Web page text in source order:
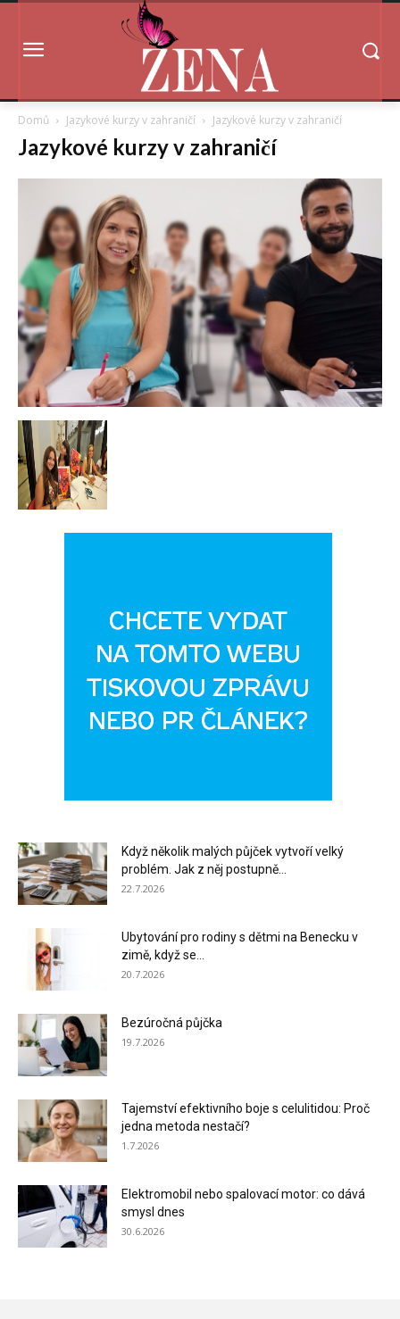
Domů Jazykové kurzy v zahraničí Jazykové kurzy v zahraničí
Jazykové kurzy v zahraničí
Když několik malých půjček vytvoří velký
problém. Jak z něj postupně...
22.7.2026
Ubytování pro rodiny s dětmi na Benecku v
zimě, když se...
20.7.2026
Bezúročná půjčka
19.7.2026
Tajemství efektivního boje s celulitidou: Proč
jedna metoda nestačí?
1.7.2026
Elektromobil nebo spalovací motor: co dává
smysl dnes
30.6.2026